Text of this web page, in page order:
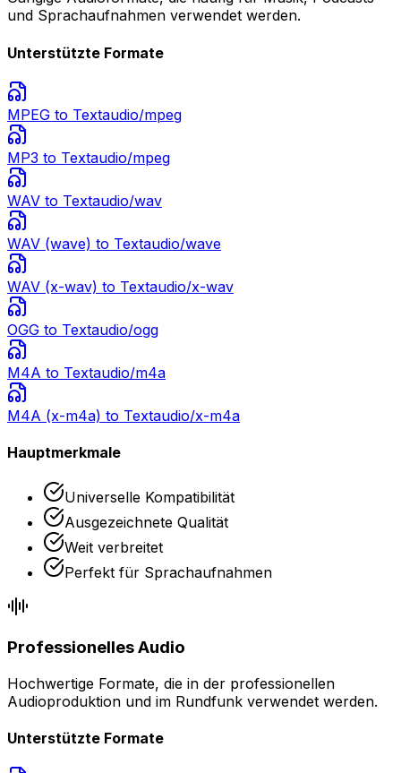
und Sprachaufnahmen verwendet werden.
Unterstützte Formate
MPEG to Textaudio/mpeg
MP3 to Textaudio/mpeg
WAV to Textaudio/wav
WAV (wave) to Textaudio/wave
WAV (x-wav) to Textaudio/x-wav
OGG to Textaudio/ogg
M4A to Textaudio/m4a
M4A (x-m4a) to Textaudio/x-m4a
Hauptmerkmale
Universelle Kompatibilität
Ausgezeichnete Qualität
Weit verbreitet
Perfekt für Sprachaufnahmen
Professionelles Audio
Hochwertige Formate, die in der professionellen
Audioproduktion und im Rundfunk verwendet werden.
Unterstützte Formate